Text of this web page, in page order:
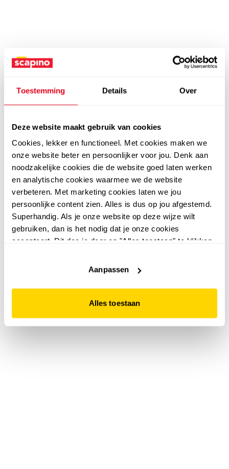
Toestemming Details Over
Deze website maakt gebruik van cookies
Cookies, lekker en functioneel. Met cookies maken we
onze website beter en persoonlijker voor jou. Denk aan
noodzakelijke cookies die de website goed laten werken
en analytische cookies waarmee we de website
verbeteren. Met marketing cookies laten we jou
persoonlijke content zien. Alles is dus op jou afgestemd.
Superhandig. Als je onze website op deze wijze wilt
gebruiken, dan is het nodig dat je onze cookies
accepteert. Dit doe je door op "Alles toestaan" te klikken.
website niet optimaal functioneert.
Aanpassen
Alles toestaan